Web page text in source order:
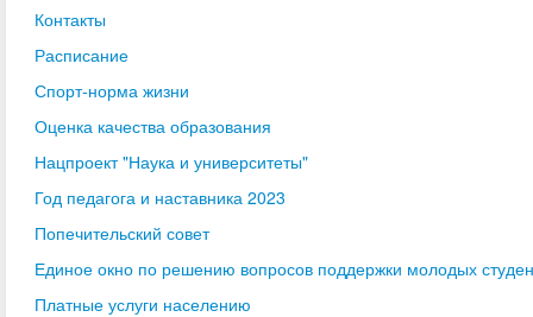
Контакты
Расписание
Спорт-норма жизни
Оценка качества образования
Нацпроект "Наука и университеты"
Год педагога и наставника 2023
Попечительский совет
Единое окно по решению вопросов поддержки молодых
Платные услуги населению